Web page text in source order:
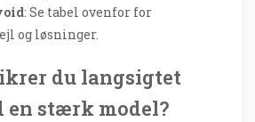
: Se tabel ovenfor for
og løsninger.
du langsigtet
en stærk model?